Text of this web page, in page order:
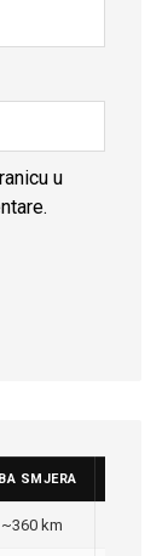
u
SMJERA
~360 km